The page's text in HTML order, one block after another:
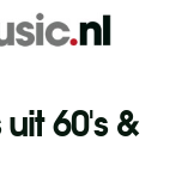
60's &